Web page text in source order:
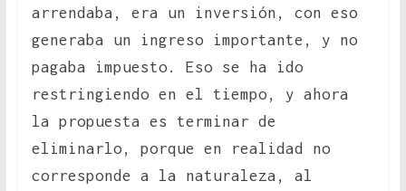
arrendaba, era un inversión, con eso
generaba un ingreso importante, y no
pagaba impuesto. Eso se ha ido
restringiendo en el tiempo, y ahora
la propuesta es terminar de
eliminarlo, porque en realidad no
corresponde a la naturaleza, al